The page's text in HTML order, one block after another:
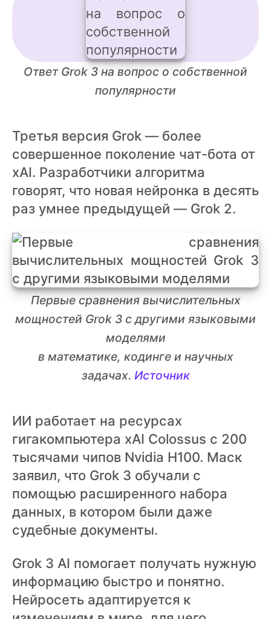
Ответ Grok 3 на вопрос о собственной
популярности
Третья версия Grok — более
совершенное поколение чат-бота от
xAI. Разработчики алгоритма
говорят, что новая нейронка в десять
раз умнее предыдущей — Grok 2.
Первые сравнения вычислительных
мощностей Grok 3 с другими языковыми
моделями
в математике, кодинге и научных
задачах. Источник
ИИ работает на ресурсах
гигакомпьютера xAI Colossus с 200
тысячами чипов Nvidia H100. Маск
заявил, что Grok 3 обучали с
помощью расширенного набора
данных, в котором были даже
судебные документы.
Grok 3 AI помогает получать нужную
информацию быстро и понятно.
Нейросеть адаптируется к